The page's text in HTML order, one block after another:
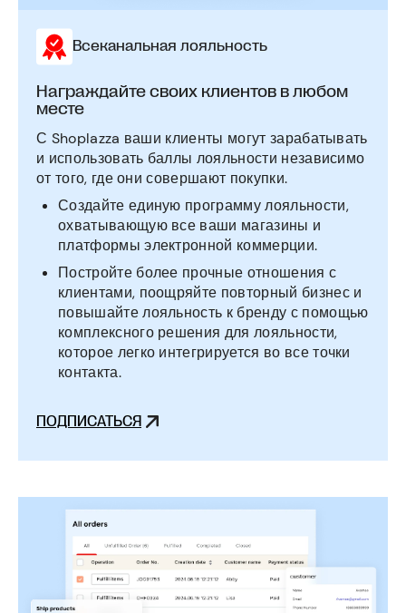
Всеканальная лояльность
Награждайте своих клиентов в любом
месте
С Shoplazza ваши клиенты могут зарабатывать
и использовать баллы лояльности независимо
от того, где они совершают покупки.
Создайте единую программу лояльности,
охватывающую все ваши магазины и
платформы электронной коммерции.
Постройте более прочные отношения с
клиентами, поощряйте повторный бизнес и
повышайте лояльность к бренду с помощью
комплексного решения для лояльности,
которое легко интегрируется во все точки
контакта.
ПОДПИСАТЬСЯ